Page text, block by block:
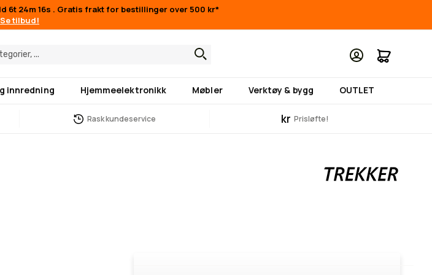
6t 24m 16s . Gratis frakt for bestillinger over 500 kr*
Se tilbud!
Min
innredning Hjemmeelektronikk Møbler Verktøy & bygg OUTLET
Rask kundeservice kr Prisløfte!